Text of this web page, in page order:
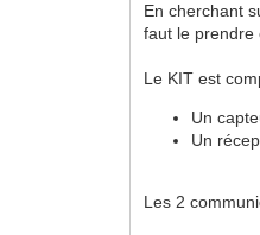
En cherchant
faut le
Le KIT est
Un
Un
Les 2